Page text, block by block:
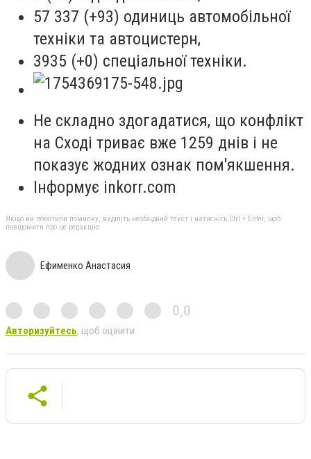
57 337 (+93) одиниць автомобільної
техніки та автоцистерн,
3935 (+0) спеціальної техніки.
Не складно здогадатися, що конфлікт
на Сході триває вже 1259 днів і не
показує жодних ознак пом'якшення.
Інформує inkorr.com
Якщо ви помітили помилку, виділіть необхідний текст і натисніть Ctrl + Enter, щоб
повідомити про це редакцію
Ефименко Анастасия
0,0
Авторизуйтесь, щоб оцінити